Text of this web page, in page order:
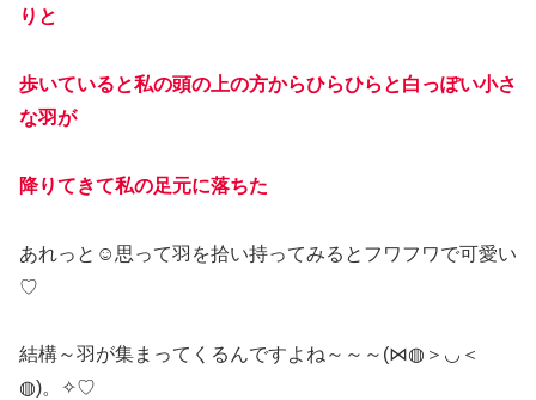
りと
歩いていると私の頭の上の方からひらひらと白っぽい小さ
な羽が
降りてきて私の足元に落ちた
あれっと ☺ 思って羽を拾い持ってみるとフワフワで可愛い
♡
結構～羽が集まってくるんですよね～～～(⋈◍＞◡＜
◍)。✧♡